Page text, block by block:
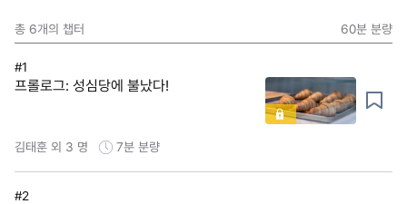
총 6개의 챕터 60분 분량
#1
프롤로그: 성심당에 불났다!
김태훈 외 3 명 7분 분량
#2